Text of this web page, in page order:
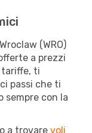
(WRO)
a prezzi
tariffe, ti
passi che ti
sempre con la
a trovare voli